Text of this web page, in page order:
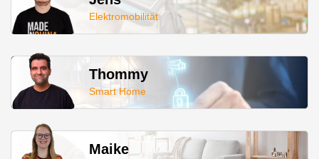
Elektromobilität
Thommy
Smart Home
Maike